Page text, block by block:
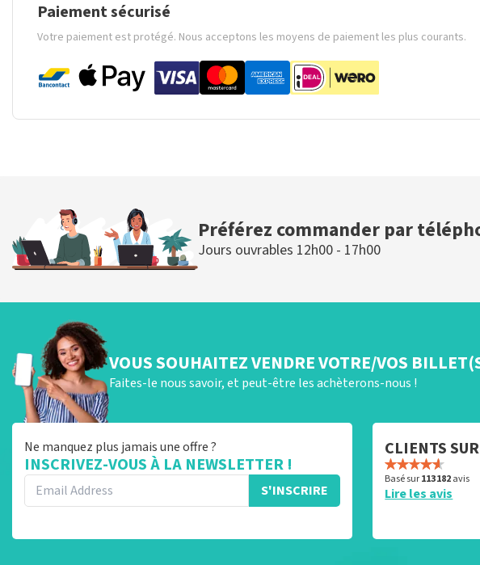
Paiement sécurisé
Votre paiement est protégé. Nous acceptons les moyens de paiement les plus courants.
Préférez commander par
Jours ouvrables 12h00 - 17h00
VOUS SOUHAITEZ VENDRE VOTRE/VOS
Faites-le nous savoir, et peut-être les achèterons-nous !
Ne manquez plus jamais une offre ?
INSCRIVEZ-VOUS À LA NEWSLETTER !
S'INSCRIRE
CLIENTS
Basé sur113 182avis
Lire les avis